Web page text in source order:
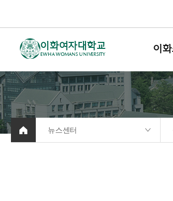
이화여자대학교
EWHA WOMANS UNIVERSITY
이
뉴스센터